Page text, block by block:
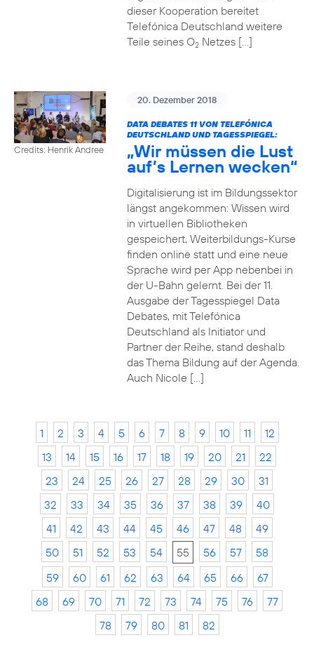
dieser Kooperation bereitet
Telefónica Deutschland weitere
Teile seines O2Netzes […]
Credits: Henrik Andree
20. Dezember 2018
DATA DEBATES 11 VON TELEFÓNICA
DEUTSCHLAND UND TAGESSPIEGEL:
„Wir müssen die Lust
auf’s Lernen wecken“
Digitalisierung ist im Bildungssektor
längst angekommen: Wissen wird
in virtuellen Bibliotheken
gespeichert, Weiterbildungs-Kurse
finden online statt und eine neue
Sprache wird per App nebenbei in
der U-Bahn gelernt. Bei der 11.
Ausgabe der Tagesspiegel Data
Debates, mit Telefónica
Deutschland als Initiator und
Partner der Reihe, stand deshalb
das Thema Bildung auf der Agenda.
Auch Nicole […]
1 2 3 4 5 6 7 8 9 10 11
12
13
14 15 16 17 18 19 20 21
22
23
24 25 26 27 28 29 30
31
32
33 34 35 36 37 38 39
40
41
42 43 44 45 46 47 48
49
50
51 52 53 54 55 56 57
58
59
60 61 62 63 64 65 66
67
68
69 70 71 72 73 74 75 76
77
78
79 80 81 82